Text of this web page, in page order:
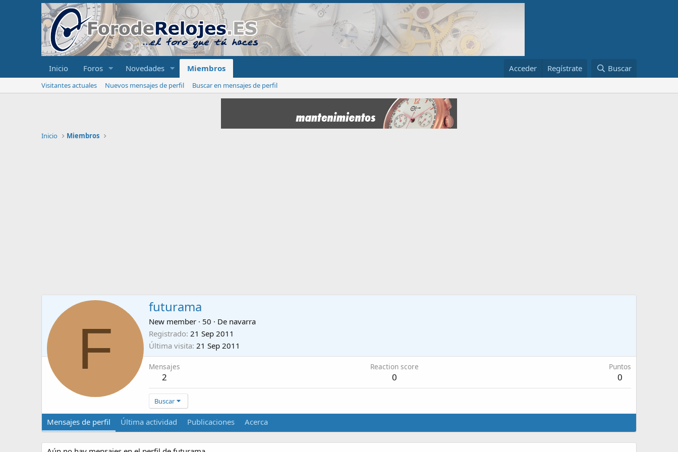
Inicio Foros Novedades Miembros Acceder Regístrate Buscar
Visitantes actuales Nuevos mensajes de perfil Buscar en mensajes de perfil
Inicio Miembros
F
futurama
New member · 50 · De navarra
Registrado 21 Sep 2011
Última visita 21 Sep 2011
Mensajes
2
Reaction score
0
Puntos
0
Buscar
Mensajes de perfil Última actividad Publicaciones Acerca